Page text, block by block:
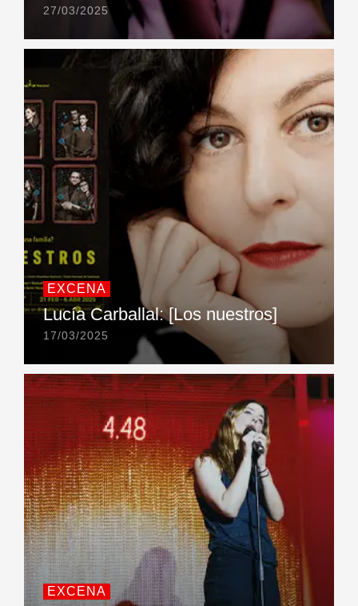
27/03/2025
EXCENA
Lucía Carballal: [Los nuestros]
17/03/2025
EXCENA